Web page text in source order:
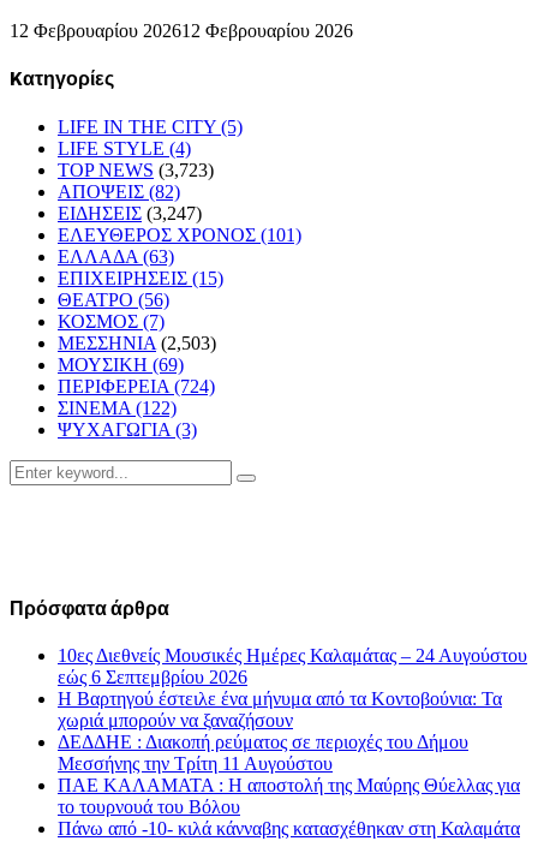
12 Φεβρουαρίου 202612 Φεβρουαρίου 2026
Kατηγορίες
LIFE IN THE CITY (5)
LIFE STYLE (4)
TOP NEWS (3,723)
ΑΠΟΨΕΙΣ (82)
ΕΙΔΗΣΕΙΣ (3,247)
ΕΛΕΥΘΕΡΟΣ ΧΡΟΝΟΣ (101)
ΕΛΛΑΔΑ (63)
ΕΠΙΧΕΙΡΗΣΕΙΣ (15)
ΘΕΑΤΡΟ (56)
ΚΟΣΜΟΣ (7)
ΜΕΣΣΗΝΙΑ (2,503)
ΜΟΥΣΙΚΗ (69)
ΠΕΡΙΦΕΡΕΙΑ (724)
ΣΙΝΕΜΑ (122)
ΨΥΧΑΓΩΓΙΑ (3)
Search
for:
Search
Πρόσφατα άρθρα
10ες Διεθνείς Μουσικές Ημέρες Καλαμάτας – 24 Αυγούστου
εώς 6 Σεπτεμβρίου 2026
Η Βαρτηγού έστειλε ένα μήνυμα από τα Κοντοβούνια: Τα
χωριά μπορούν να ξαναζήσουν
ΔΕΔΔΗΕ : Διακοπή ρεύματος σε περιοχές του Δήμου
Μεσσήνης την Τρίτη 11 Αυγούστου
ΠΑΕ ΚΑΛΑΜΑΤΑ : Η αποστολή της Μαύρης Θύελλας για
το τουρνουά του Βόλου
Πάνω από -10- κιλά κάνναβης κατασχέθηκαν στη Καλαμάτα